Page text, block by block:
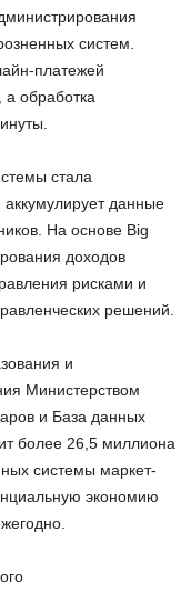
систем.
платежей
обработка
стала
данные
На основе Big
доходов
рисками и
решений.
и
Министерством
и База данных
более 26,5 миллиона
системы маркет-
экономию